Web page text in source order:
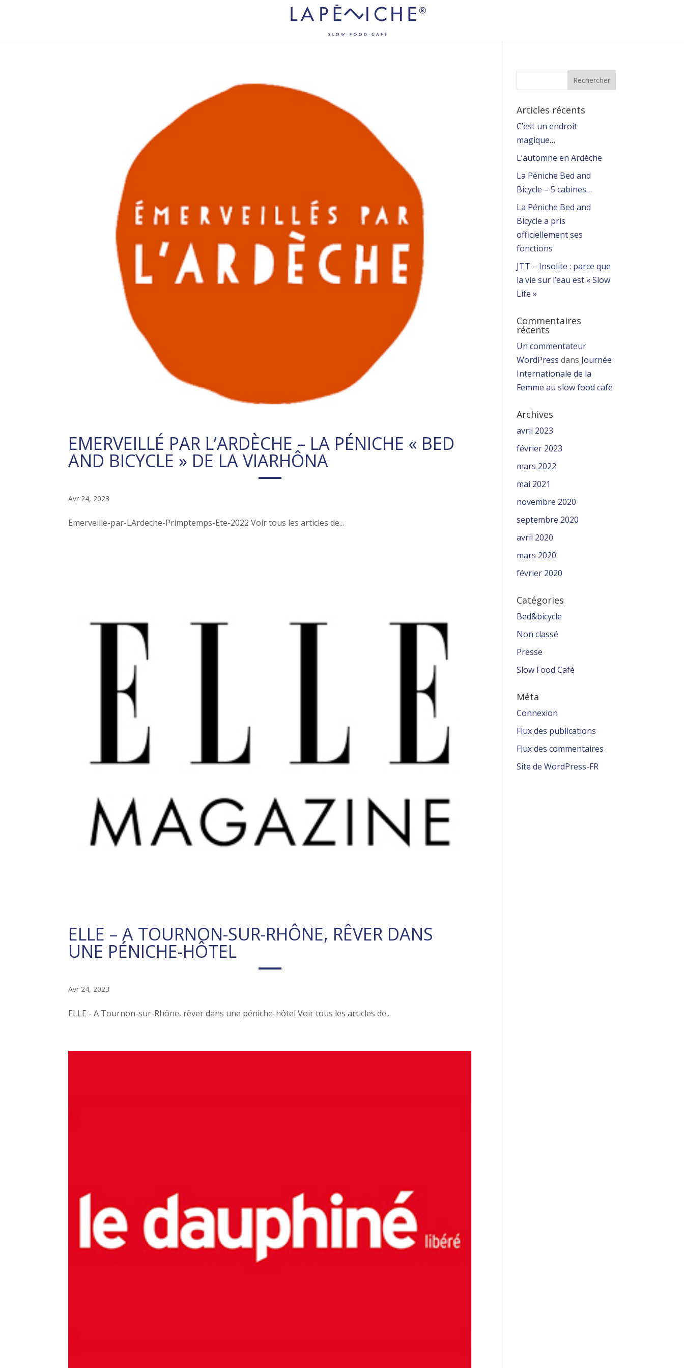
EMERVEILLÉ PAR L’ARDÈCHE – LA PÉNICHE « BED
AND BICYCLE » DE LA VIARHÔNA
Avr 24, 2023
Emerveille-par-LArdeche-Primptemps-Ete-2022 Voir tous les articles de...
ELLE – A TOURNON-SUR-RHÔNE, RÊVER DANS
UNE PÉNICHE-HÔTEL
Avr 24, 2023
ELLE - A Tournon-sur-Rhône, rêver dans une péniche-hôtel Voir tous les articles de...
Articles récents
C’est un endroit
magique…
L’automne en Ardèche
La Péniche Bed and
Bicycle – 5 cabines…
La Péniche Bed and
Bicycle a pris
officiellement ses
fonctions
JTT – Insolite : parce que
la vie sur l’eau est « Slow
Life »
Commentaires
récents
Un commentateur
WordPress dans Journée
Internationale de la
Femme au slow food café
Archives
avril 2023
février 2023
mars 2022
mai 2021
novembre 2020
septembre 2020
avril 2020
mars 2020
février 2020
Catégories
Bed&bicycle
Non classé
Presse
Slow Food Café
Méta
Connexion
Flux des publications
Flux des commentaires
Site de WordPress-FR